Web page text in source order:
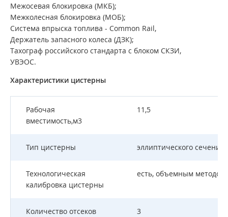
Межосевая блокировка (МКБ);
Межколесная блокировка (МОБ);
Система впрыска топлива - Common Rail,
Держатель запасного колеса (ДЗК);
Тахограф российского стандарта с блоком СКЗИ,
УВЭОС.
Характеристики цистерны
Рабочая
вместимость,м3
11,5
Тип цистерны эллиптического сечения
Технологическая
калибровка цистерны
есть, объемным методом
Количество отсеков 3